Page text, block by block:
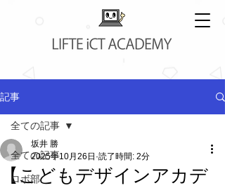
記事
全ての記事
ロボ部
全ての記事
【こどもデザインアカデ
坂井 勝
2025年10月26日 読了時間: 2分